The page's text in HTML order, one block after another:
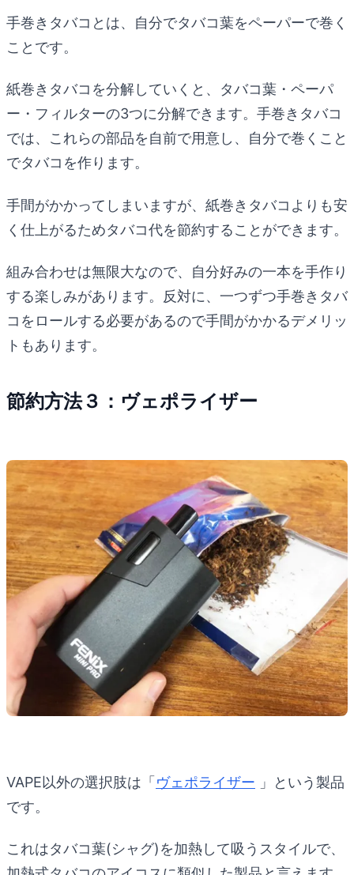
手巻きタバコとは、自分でタバコ葉をペーパーで巻く
ことです。
紙巻きタバコを分解していくと、タバコ葉・ペーパ
ー・フィルターの3つに分解できます。手巻きタバコ
では、これらの部品を自前で用意し、自分で巻くこと
でタバコを作ります。
手間がかかってしまいますが、紙巻きタバコよりも安
く仕上がるためタバコ代を節約することができます。
組み合わせは無限大なので、自分好みの一本を手作り
する楽しみがあります。反対に、一つずつ手巻きタバ
コをロールする必要があるので手間がかかるデメリッ
トもあります。
節約方法３：ヴェポライザー
VAPE以外の選択肢は「ヴェポライザー 」という製品
です。
これはタバコ葉(シャグ)を加熱して吸うスタイルで、